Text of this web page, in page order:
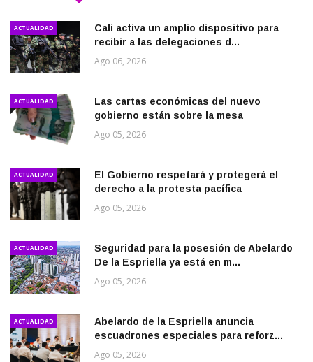
ACTUALIDAD
Cali activa un amplio dispositivo para
recibir a las delegaciones d...
Ago 06, 2026
ACTUALIDAD
Las cartas económicas del nuevo
gobierno están sobre la mesa
Ago 05, 2026
ACTUALIDAD
El Gobierno respetará y protegerá el
derecho a la protesta pacífica
Ago 05, 2026
ACTUALIDAD
Seguridad para la posesión de Abelardo
De la Espriella ya está en m...
Ago 05, 2026
ACTUALIDAD
Abelardo de la Espriella anuncia
escuadrones especiales para reforz...
Ago 05, 2026